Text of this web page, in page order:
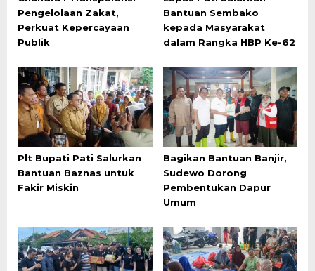
Pengelolaan Zakat,
Perkuat Kepercayaan
Publik
Bantuan Sembako
kepada Masyarakat
dalam Rangka HBP Ke-62
Plt Bupati Pati Salurkan
Bantuan Baznas untuk
Fakir Miskin
Bagikan Bantuan Banjir,
Sudewo Dorong
Pembentukan Dapur
Umum